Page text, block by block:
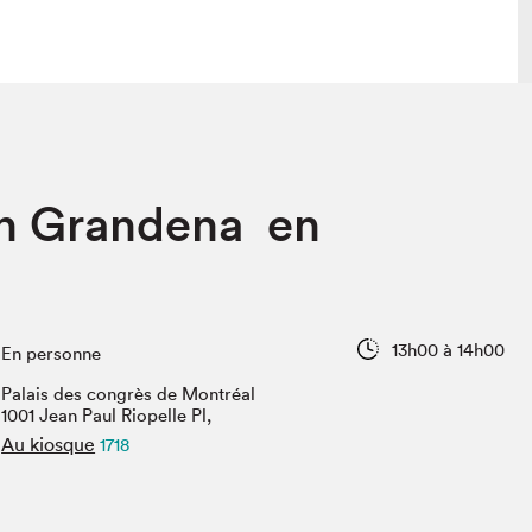
Programmation dans la ville
Grandena en
En personne
13h00 à 14h00
Palais des congrès de Montréal
1001 Jean Paul Riopelle Pl,
Au kiosque 1718